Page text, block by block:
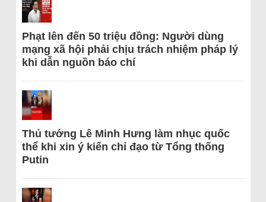
Phạt lên đến 50 triệu đồng: Người dùng
mạng xã hội phải chịu trách nhiệm pháp lý
khi dẫn nguồn báo chí
Thủ tướng Lê Minh Hưng làm nhục quốc
thể khi xin ý kiến chỉ đạo từ Tổng thống
Putin